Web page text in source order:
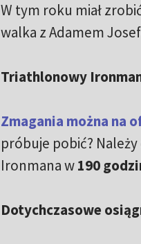
W tym roku miał
walka z Adamem
Triathlonowy
Zmagania można na
próbuje pobić?
Ironmana w190
Dotychczasowe